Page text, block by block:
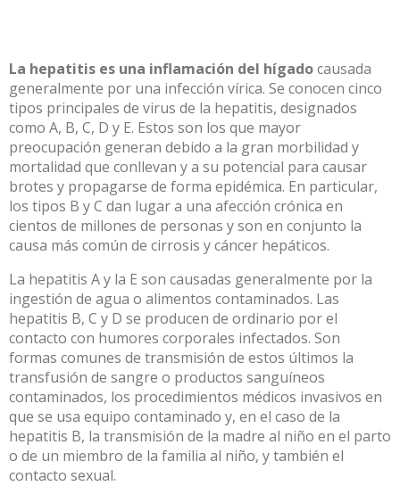
La hepatitis es una inflamación del hígadocausada
generalmente por una infección vírica. Se conocen cinco
tipos principales de virus de la hepatitis, designados
como A, B, C, D y E. Estos son los que mayor
preocupación generan debido a la gran morbilidad y
mortalidad que conllevan y a su potencial para causar
brotes y propagarse de forma epidémica. En particular,
los tipos B y C dan lugar a una afección crónica en
cientos de millones de personas y son en conjunto la
causa más común de cirrosis y cáncer hepáticos.
La hepatitis A y la E son causadas generalmente por la
ingestión de agua o alimentos contaminados. Las
hepatitis B, C y D se producen de ordinario por el
contacto con humores corporales infectados. Son
formas comunes de transmisión de estos últimos la
transfusión de sangre o productos sanguíneos
contaminados, los procedimientos médicos invasivos en
que se usa equipo contaminado y, en el caso de la
hepatitis B, la transmisión de la madre al niño en el parto
o de un miembro de la familia al niño, y también el
contacto sexual.